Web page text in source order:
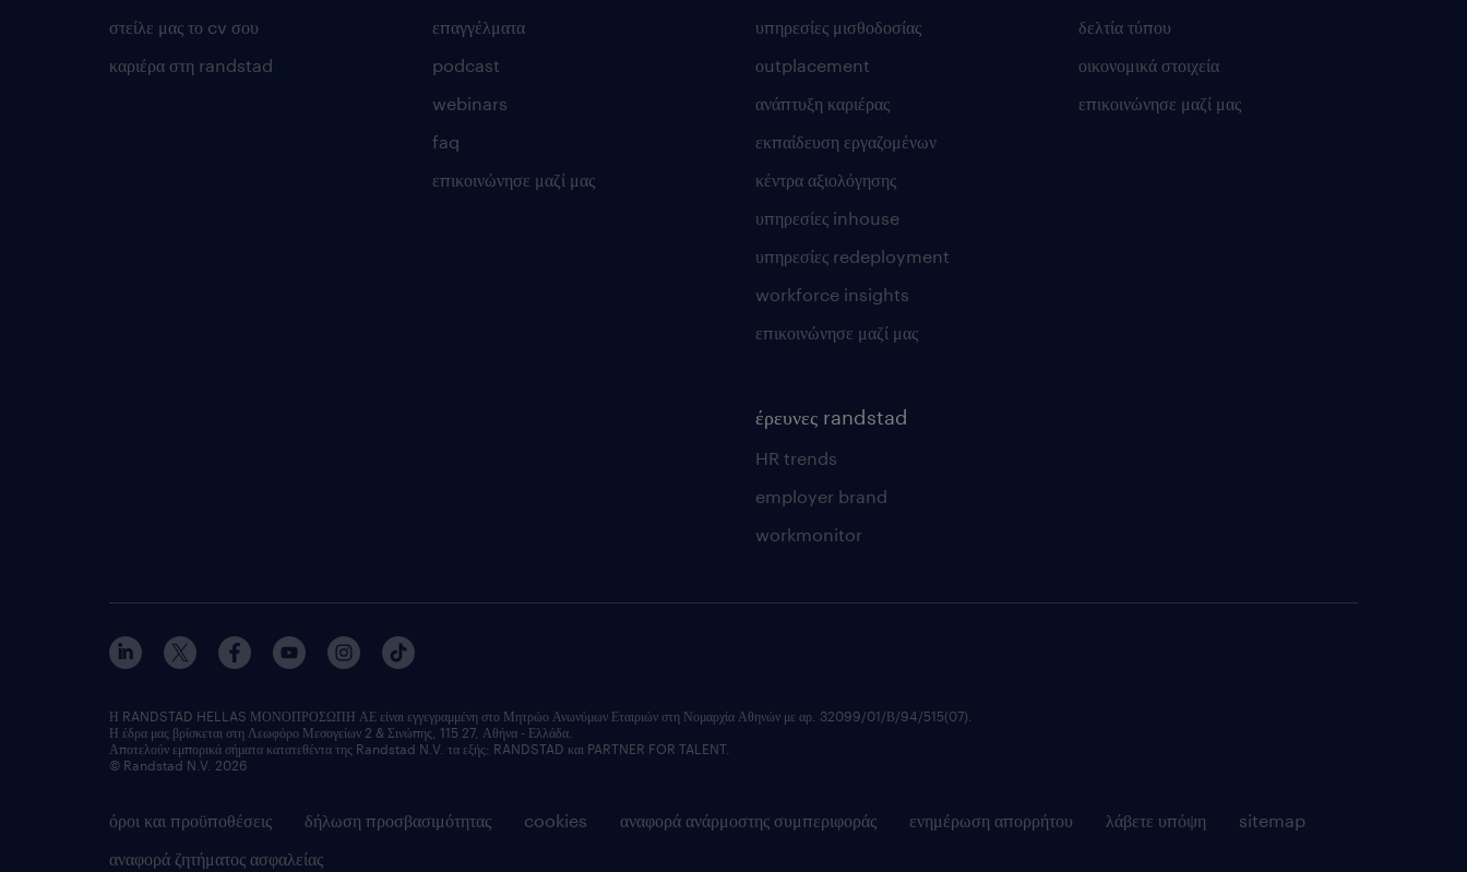
στείλε μας το cv σου
καριέρα στη randstad
επαγγέλματα
podcast
webinars
faq
επικοινώνησε μαζί μας
υπηρεσίες μισθοδοσίας
οutplacement
ανάπτυξη καριέρας
εκπαίδευση εργαζομένων
κέντρα αξιολόγησης
υπηρεσίες inhouse
υπηρεσίες redeployment
workforce insights
επικοινώνησε μαζί μας
έρευνες randstad
HR trends
employer brand
workmonitor
δελτία τύπου
οικονομικά στοιχεία
επικοινώνησε μαζί μας
όροι και προϋποθέσεις δήλωση προσβασιμότητας cookies αναφορά ανάρμοστης συμπεριφοράς ενημέρωση απορρήτου λάβετε υπόψη
sitemap
αναφορά ζητήματος ασφαλείας
Η RANDSTAD HELLAS ΜΟΝΟΠΡΟΣΩΠΗ ΑΕ είναι εγγεγραμμένη στο Μητρώο Ανωνύμων Εταιριών στη Νομαρχία Αθηνών με αρ. 32099/01/Β/94/515(07).
Η έδρα μας βρίσκεται στη Λεωφόρο Μεσογείων 2 & Σινώπης, 115 27, Αθήνα - Ελλάδα.
Αποτελούν εμπορικά σήματα κατατεθέντα της Randstad N.V. τα εξής: RANDSTAD και PARTNER FOR TALENT.
© Randstad N.V. 2026